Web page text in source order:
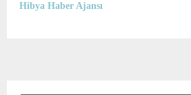
Hibya Haber Ajansı